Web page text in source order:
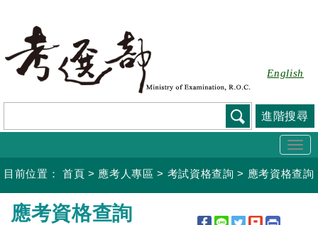
要
容
English
進階搜尋
目前位置： 首頁 > 應考人專區 > 考試資格查詢 > 應考資格查詢
:::
應考資格查詢